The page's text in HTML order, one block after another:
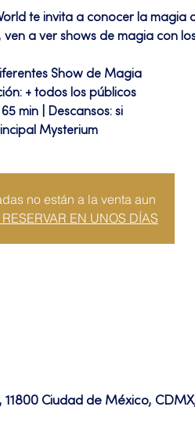
te invita a conocer la magia
ven a ver shows de magia con
Show de Magia
+ todos los públicos
min | Descansos: si
Mysterium
no están a la venta aun
EN UNOS DÍAS
Ciudad de México,